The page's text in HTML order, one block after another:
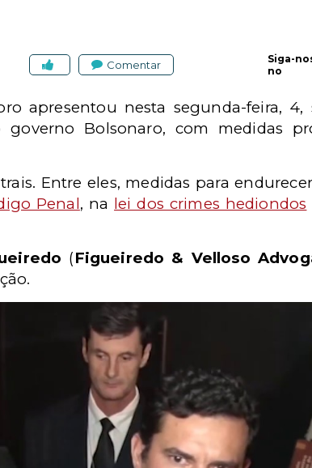
Comentar
Siga-
no
apresentou nesta segunda-feira, 4,
Bolsonaro, com medidas
Entre eles, medidas para
Penal, na lei dos crimes hediondos
(Figueiredo & Velloso